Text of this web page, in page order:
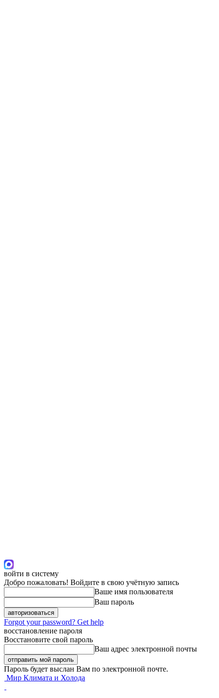
войти в систему
Добро пожаловать! Войдите в свою учётную запись
Ваше имя пользователя
Ваш пароль
Forgot your password? Get help
восстановление пароля
Восстановите свой пароль
Ваш адрес электронной почты
Пароль будет выслан Вам по электронной почте.
Мир Климата и Холода